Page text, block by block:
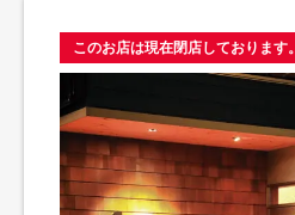
このお店は現在閉店しております。